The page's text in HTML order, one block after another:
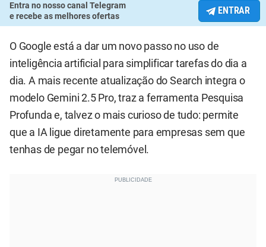
Entra no nosso canal Telegram
e recebe as melhores ofertas
ENTRAR
O Google está a dar um novo passo no uso de
inteligência artificial para simplificar tarefas do dia a
dia. A mais recente atualização do Search integra o
modelo Gemini 2.5 Pro, traz a ferramenta Pesquisa
Profunda e, talvez o mais curioso de tudo: permite
que a IA ligue diretamente para empresas sem que
tenhas de pegar no telemóvel.